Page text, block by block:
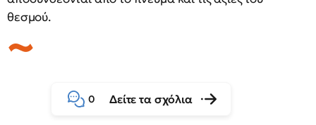
θεσμού.
0 Δείτε τα σχόλια